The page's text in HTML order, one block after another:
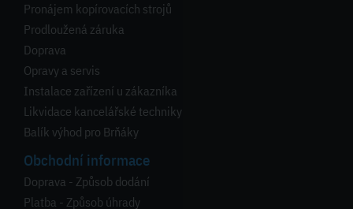
Pronájem kopírovacích strojů
Prodloužená záruka
Doprava
Opravy a servis
Instalace zařízení u zákazníka
Likvidace kancelářské techniky
Balík výhod pro Brňáky
Obchodní informace
Doprava - Způsob dodání
Platba - Způsob úhrady